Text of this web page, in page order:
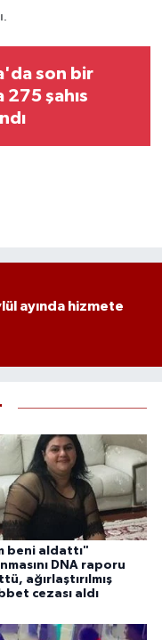
son bir
275 şahıs
ayında hizmete
beni aldattı"
DNA raporu
ağırlaştırılmış
cezası aldı